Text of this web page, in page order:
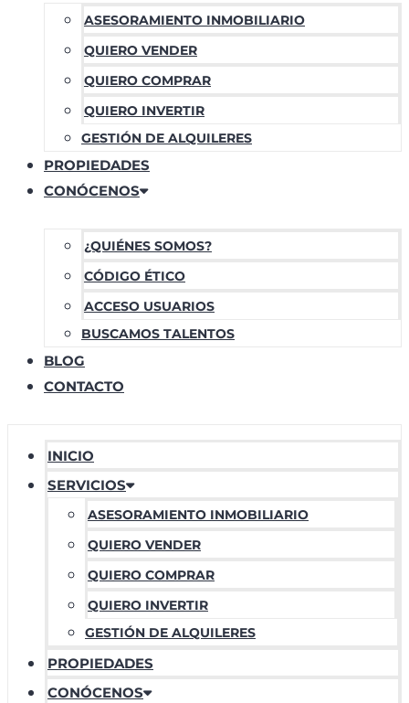
ASESORAMIENTO INMOBILIARIO
QUIERO VENDER
QUIERO COMPRAR
QUIERO INVERTIR
GESTIÓN DE ALQUILERES
PROPIEDADES
CONÓCENOS
¿QUIÉNES SOMOS?
CÓDIGO ÉTICO
ACCESO USUARIOS
BUSCAMOS TALENTOS
BLOG
CONTACTO
INICIO
SERVICIOS
ASESORAMIENTO INMOBILIARIO
QUIERO VENDER
QUIERO COMPRAR
QUIERO INVERTIR
GESTIÓN DE ALQUILERES
PROPIEDADES
CONÓCENOS